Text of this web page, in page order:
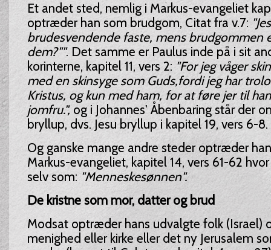
Et andet sted, nemlig i Markus-evangeliet
optræder han som brudgom, Citat fra v.7:
brudesvendende faste, mens brudgommen
dem?"". Det samme er Paulus inde på i sit
korinterne, kapitel 11, vers 2: "For jeg våger
med en skinsyge som Guds,fordi jeg har
Kristus, og kun med ham, for at føre jer til
jomfru.",og i Johannes' Åbenbaring står der
bryllup, dvs. Jesu bryllup i kapitel 19, vers 6-8.
Og ganske mange andre steder optræder
Markus-evangeliet, kapitel 14, vers 61-62
selv som: "Menneskesønnen".
De kristne som mor, datter og brud
Modsat optræder hans udvalgte folk (Israel)
menighed eller kirke eller det ny Jerusalem